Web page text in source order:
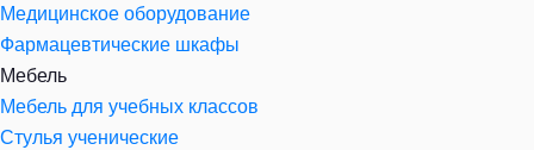
Медицинское оборудование
Фармацевтические шкафы
Мебель
Мебель для учебных классов
Стулья ученические